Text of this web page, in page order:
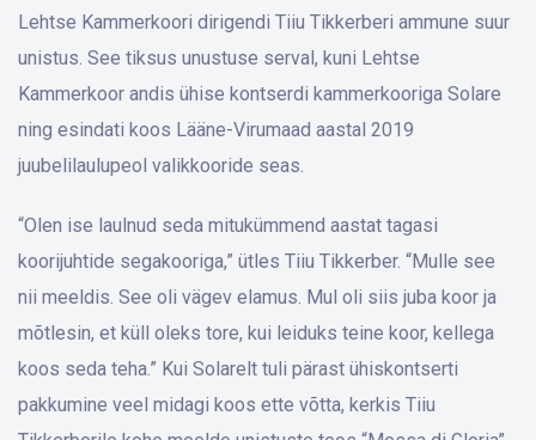
Lehtse Kammerkoori dirigendi Tiiu Tikkerberi ammune suur
unistus. See tiksus unustuse serval, kuni Lehtse
Kammerkoor andis ühise kontserdi kammerkooriga Solare
ning esindati koos Lääne-Virumaad aastal 2019
juubelilaulupeol valikkooride seas.
“Olen ise laulnud seda mitukümmend aastat tagasi
koorijuhtide segakooriga,” ütles Tiiu Tikkerber. “Mulle see
nii meeldis. See oli vägev elamus. Mul oli siis juba koor ja
mõtlesin, et küll oleks tore, kui leiduks teine koor, kellega
koos seda teha.” Kui Solarelt tuli pärast ühiskontserti
pakkumine veel midagi koos ette võtta, kerkis Tiiu